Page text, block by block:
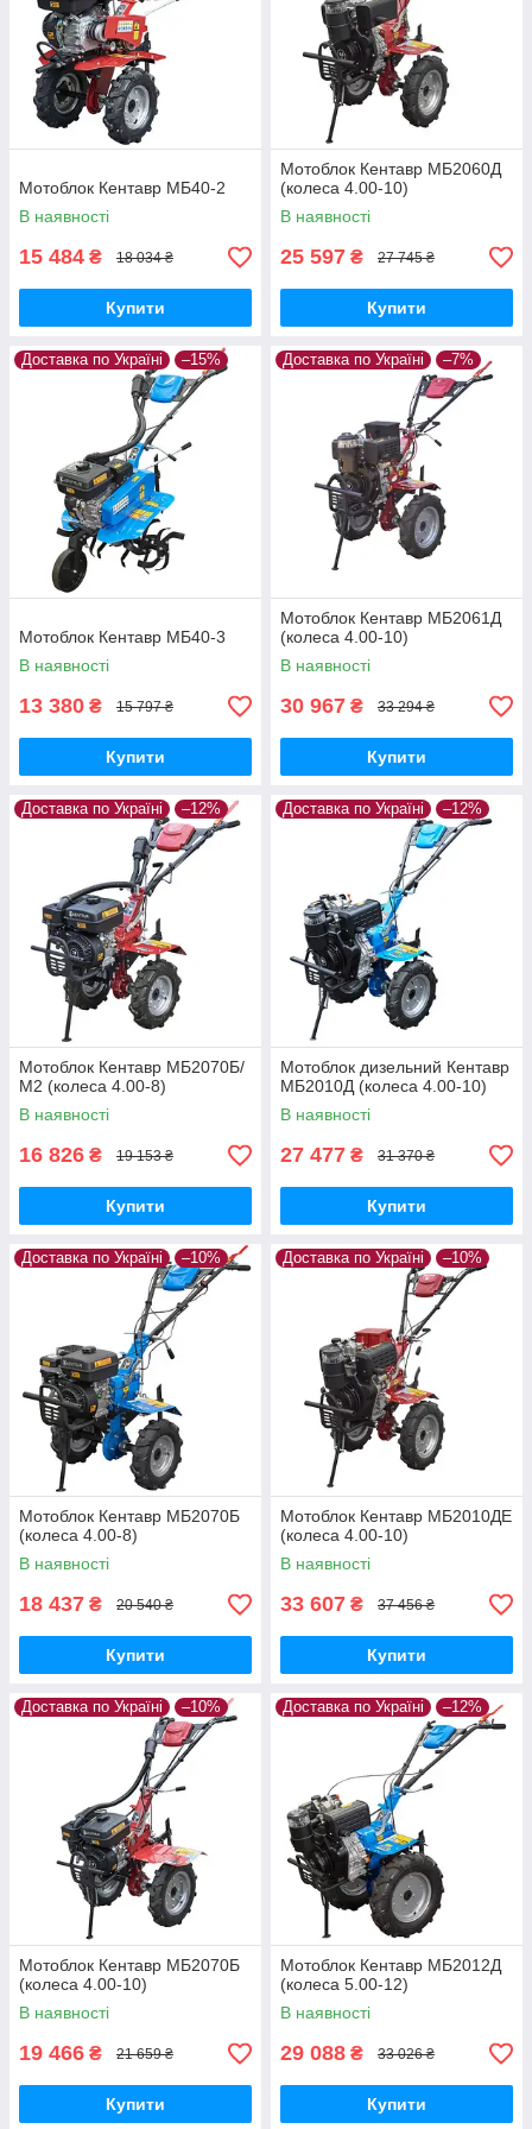
Мотоблок Кентавр МБ40-2
В наявності
15 484 ₴ 18 034 ₴
Купити
Мотоблок Кентавр МБ2060Д
(колеса 4.00-10)
В наявності
25 597 ₴ 27 745 ₴
Купити
Доставка по Україні –15%
Мотоблок Кентавр МБ40-3
В наявності
13 380 ₴ 15 797 ₴
Купити
Доставка по Україні –7%
Мотоблок Кентавр МБ2061Д
(колеса 4.00-10)
В наявності
30 967 ₴ 33 294 ₴
Купити
Доставка по Україні –12%
Мотоблок Кентавр МБ2070Б/
М2 (колеса 4.00-8)
В наявності
16 826 ₴ 19 153 ₴
Купити
Доставка по Україні –12%
Мотоблок дизельний Кентавр
МБ2010Д (колеса 4.00-10)
В наявності
27 477 ₴ 31 370 ₴
Купити
Доставка по Україні –10%
Мотоблок Кентавр МБ2070Б
(колеса 4.00-8)
В наявності
18 437 ₴ 20 540 ₴
Купити
Доставка по Україні –10%
Мотоблок Кентавр МБ2010ДЕ
(колеса 4.00-10)
В наявності
33 607 ₴ 37 456 ₴
Купити
Доставка по Україні –10%
Мотоблок Кентавр МБ2070Б
(колеса 4.00-10)
В наявності
19 466 ₴ 21 659 ₴
Купити
Доставка по Україні –12%
Мотоблок Кентавр МБ2012Д
(колеса 5.00-12)
В наявності
29 088 ₴ 33 026 ₴
Купити